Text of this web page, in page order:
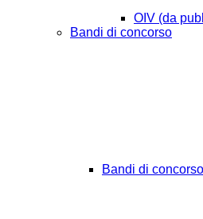
OIV (da
Bandi di concorso
Bandi di concorso